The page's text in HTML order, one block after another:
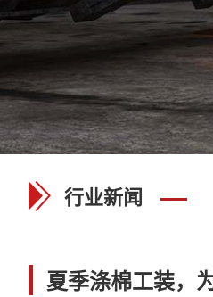
行业新闻
夏季涤棉工装，